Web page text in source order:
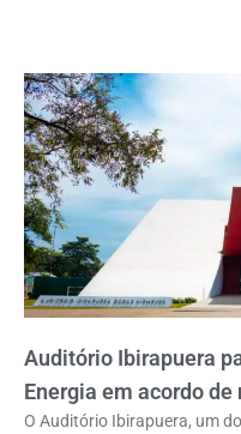
Auditório Ibirapuera
Energia em acordo
O Auditório Ibirapuera, um